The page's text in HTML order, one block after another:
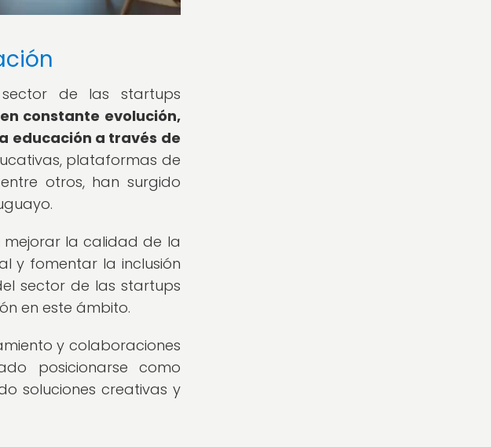
de las startups
constante evolución,
educación a través de
plataformas de
otros, han surgido
mejorar la calidad de la
y fomentar la inclusión
sector de las startups
en este ámbito.
y colaboraciones
posicionarse como
soluciones creativas y